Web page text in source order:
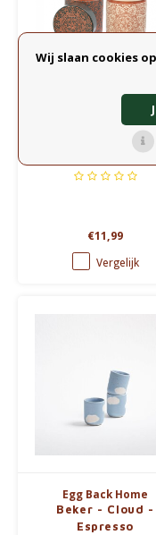
Eigenart
Voorraadblik
MANDALA
€11,99
Vergelijk
Egg Back Home
Beker - Cloud -
Espresso
Wij slaan cookies